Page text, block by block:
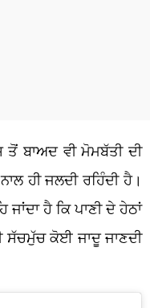
ਬਾਅਦ ਵੀ ਮੋਮਬੱਤੀ ਦੀ
ਹੀ ਜਲਦੀ ਰਹਿੰਦੀ ਹੈ।
ਹੈ ਕਿ ਪਾਣੀ ਦੇ ਹੇਠਾਂ
ਸੱਚਮੁੱਚ ਕੋਈ ਜਾਦੂ ਜਾਣਦੀ